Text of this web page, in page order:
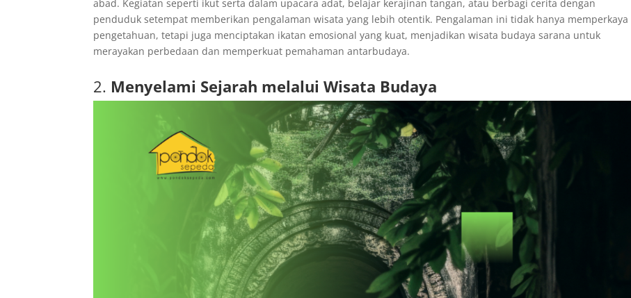
abad. Kegiatan seperti ikut serta dalam upacara adat, belajar kerajinan tangan, atau berbagi cerita dengan
penduduk setempat memberikan pengalaman wisata yang lebih otentik. Pengalaman ini tidak hanya memperkaya
pengetahuan, tetapi juga menciptakan ikatan emosional yang kuat, menjadikan wisata budaya sarana untuk
merayakan perbedaan dan memperkuat pemahaman antarbudaya.
2. Menyelami Sejarah melalui Wisata Budaya